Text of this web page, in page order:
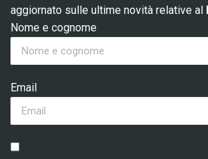
aggiornato sulle ultime novità relative al
Nome e cognome
Email